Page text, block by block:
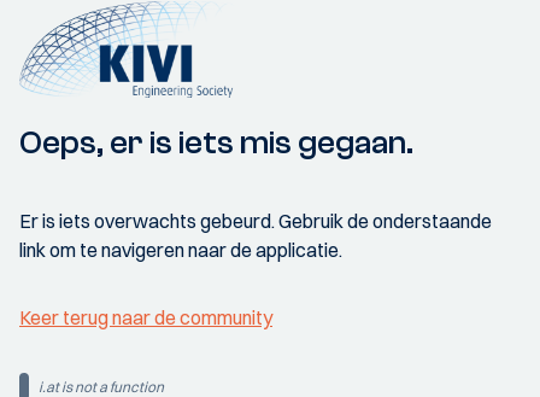
Oeps, er is iets mis gegaan.
Er is iets overwachts gebeurd. Gebruik de onderstaande
link om te navigeren naar de applicatie.
Keer terug naar de community
i.at is not a function